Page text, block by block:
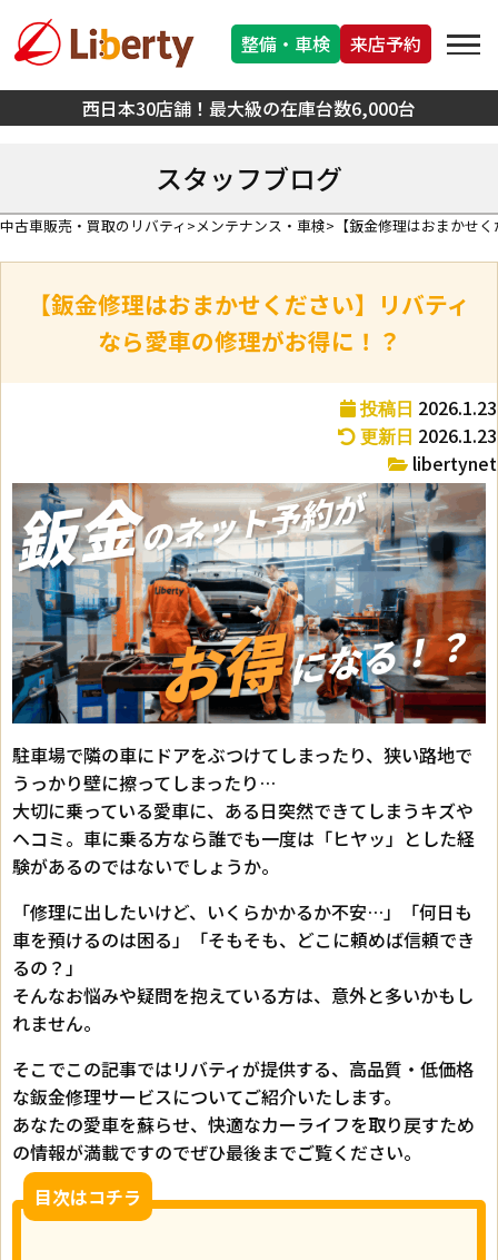
西日本30店舗！最大級の在庫台数6,000台
整備・車検 来店予約
スタッフブログ
中古車販売・買取のリバティ メンテナンス・車検 【鈑金修理はおまかせ
【鈑金修理はおまかせください】リバティ
なら愛車の修理がお得に！？
投稿日 2026.1.23
更新日 2026.1.23
libertynet
駐車場で隣の車にドアをぶつけてしまったり、狭い路地で
うっかり壁に擦ってしまったり…
大切に乗っている愛車に、ある日突然できてしまうキズや
ヘコミ。車に乗る方なら誰でも一度は「ヒヤッ」とした経
験があるのではないでしょうか。
「修理に出したいけど、いくらかかるか不安…」「何日も
車を預けるのは困る」「そもそも、どこに頼めば信頼でき
るの？」
そんなお悩みや疑問を抱えている方は、意外と多いかもし
れません。
そこでこの記事ではリバティが提供する、高品質・低価格
な鈑金修理サービスについてご紹介いたします。
あなたの愛車を蘇らせ、快適なカーライフを取り戻すため
の情報が満載ですのでぜひ最後までご覧ください。
目次はコチラ